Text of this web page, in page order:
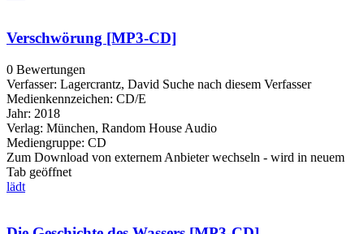
Verschwörung [MP3-CD]
0 Bewertungen
Verfasser: Lagercrantz, David Suche nach diesem Verfasser
Medienkennzeichen: CD/E
Jahr: 2018
Verlag: München, Random House Audio
Mediengruppe: CD
Zum Download von externem Anbieter wechseln - wird in neuem
Tab geöffnet
lädt